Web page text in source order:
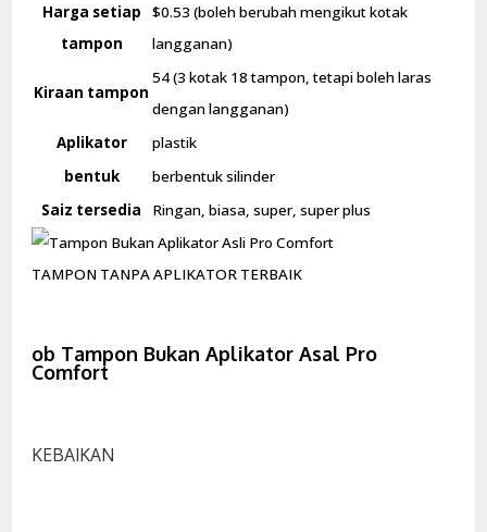
Harga setiap
tampon
$0.53 (boleh berubah mengikut kotak
langganan)
Kiraan tampon
54 (3 kotak 18 tampon, tetapi boleh laras
dengan langganan)
Aplikator
plastik
bentuk
berbentuk silinder
Saiz tersedia
Ringan, biasa, super, super plus
TAMPON TANPA APLIKATOR TERBAIK
ob Tampon Bukan Aplikator Asal Pro
Comfort
KEBAIKAN